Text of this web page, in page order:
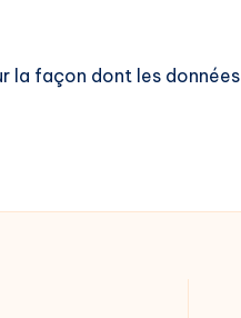
la façon dont les données